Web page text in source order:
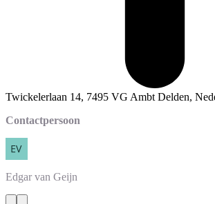
Twickelerlaan 14, 7495 VG Ambt Delden,
Contactpersoon
Edgar van Geijn